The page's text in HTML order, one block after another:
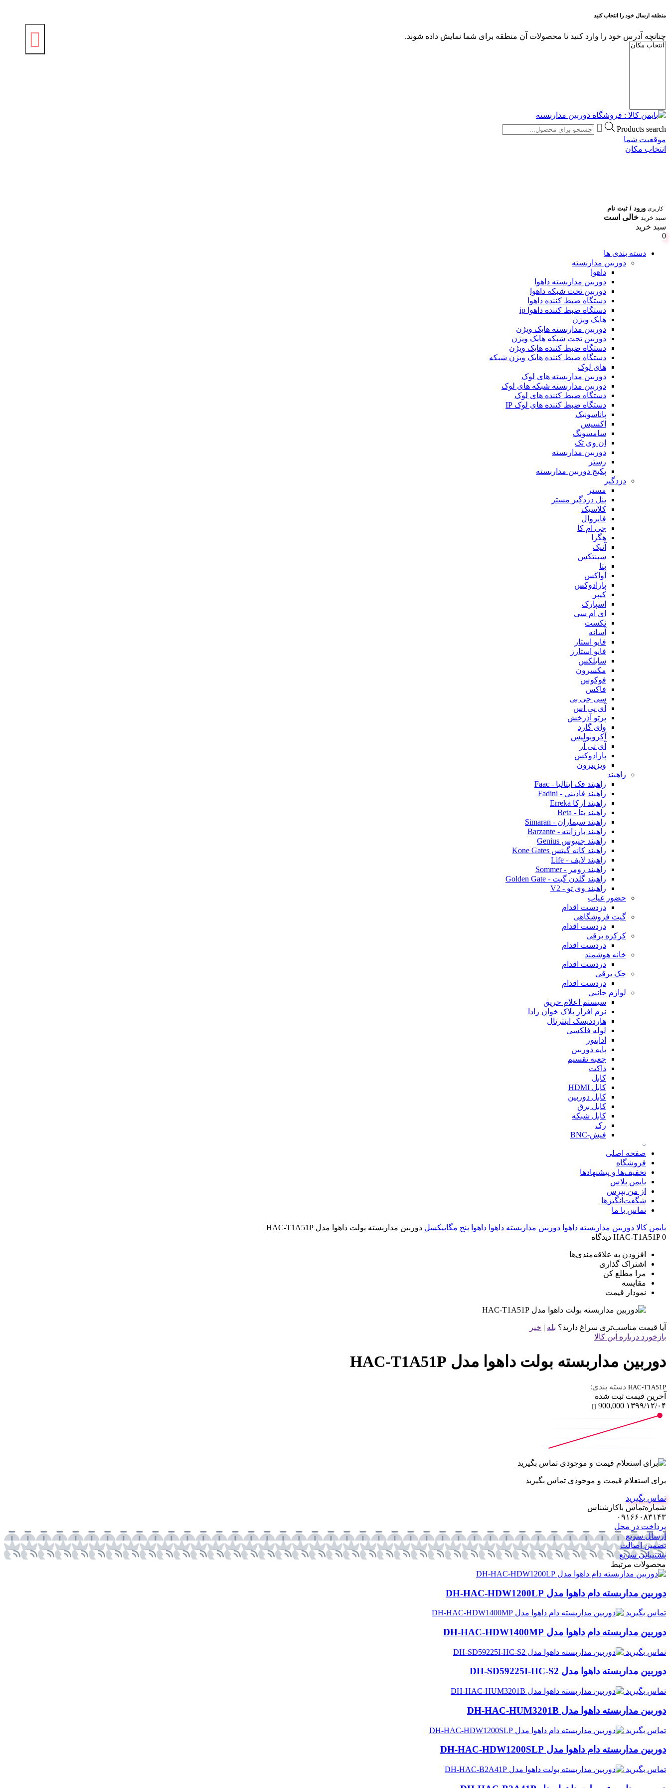
منطقه ارسال خود را انتخاب کنید
چنانچه آدرس خود را وارد کنید تا محصولات آن منطقه برای شما نمایش داده شوند.
Products search
موقعیت شما
انتخاب مکان
کاربری ورود / ثبت نام
سبد خرید خالی است
سبد خرید
0
دسته بندی ها
دوربین مداربسته
داهوا
دوربین مداربسته داهوا
دوربین تحت شبکه داهوا
دستگاه ضبط کننده داهوا
دستگاه ضبط کننده داهوا ip
هایک ویژن
دوربین مداربسته هایک ویژن
دوربین تحت شبکه هایک ویژن
دستگاه ضبط کننده هایک ویژن
دستگاه ضبط کننده هایک ویژن شبکه
های لوک
دوربین مداربسته های لوک
دوربین مداربسته شبکه های لوک
دستگاه ضبط کننده های لوک
دستگاه ضبط کننده های لوک IP
پاناسونیک
اکسیس
سامسونگ
ان وی تک
دوربین مداربسته
رستر
پکیج دوربین مداربسته
دزدگیر
مستر
پنل دزدگیر مستر
کلاسیک
فایروال
جی ام کا
هگزا
آنیک
سینتکس
بتا
آواکس
پارادوکس
کیپر
اسپارک
ای ام سی
نکست
آسانه
فایو استار
فایو استارز
سایلکس
مکسرون
فوکوس
فاکس
سی جی بی
آی پی اس
پرتو آذرخش
وای گارد
آکروپولیس
آی تی آر
پارادوکس
ویزیترون
راهبند
راهبند فک ایتالیا - Faac
راهبند فادینی - Fadini
راهبند ارکا Erreka
راهبند بتا - Beta
راهبند سیماران - Simaran
راهبند بارزانته - Barzante
راهبند جنیوس Genius
راهبند کانه گیتس Kone Gates
راهبند لایف - Life
راهبند زومر - Sommer
راهبند گلدن گیت - Golden Gate
راهبند وی تو - V2
حضور غیاب
دردست اقدام
گیت فروشگاهی
دردست اقدام
کرکره برقی
دردست اقدام
خانه هوشمند
دردست اقدام
جک برقی
دردست اقدام
لوازم جانبی
سیستم اعلام حریق
نرم افزار پلاک خوان رادا
هارددیسک اینترنال
لوله فلکسی
ادابتور
پایه دوربین
جعبه تقسیم
داکت
کابل
کابل HDMI
کابل دوربین
کابل برق
کابل شبکه
رک
فیش-BNC
صفحه اصلی
فروشگاه
تخفیف‌ها و پیشنهادها
بایمن پلاس
از من بپرس
شگفت‌انگیزها
تماس با ما
بایمن کالا دوربین مداربسته داهوا دوربین مداربسته داهوا داهوا پنج مگاپیکسل دوربین مداربسته بولت داهوا مدل HAC-T1A51P
HAC-T1A51P 0 دیدگاه
افزودن به علاقه‌مندی‌ها
اشتراک گذاری
مرا مطلع کن
مقایسه
نمودار قیمت
آیا قیمت مناسب‌تری سراغ دارید؟ بله | خیر
بازخورد درباره این کالا
دوربین مداربسته بولت داهوا مدل HAC-T1A51P
HAC-T1A51P دسته بندی:
آخرین‌ قیمت ثبت‌ شده
۱۳۹۹/۱۲/۰۴ 900,000
برای استعلام قیمت و موجودی تماس بگیرید
تماس بگیرید
شماره‌تماس‌ با‌کارشناس
۰۹۱۶۶۰۸۳۱۴۳
پرداخت در محل
ارسال سریع
تضمین اصالت
پشتیبانی سریع
محصولات مرتبط
دوربین مداربسته دام داهوا مدل DH-HAC-HDW1200LP
تماس بگیرید
دوربین مداربسته دام داهوا مدل DH-HAC-HDW1400MP
تماس بگیرید
دوربین مداربسته داهوا مدل DH-SD59225I-HC-S2
تماس بگیرید
دوربین مداربسته داهوا مدل DH-HAC-HUM3201B
تماس بگیرید
دوربین مداربسته دام داهوا مدل DH-HAC-HDW1200SLP
تماس بگیرید